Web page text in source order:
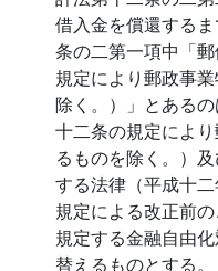
借入金を償還する
条の二第一項中「
規定により郵政事
除く。）」とある
十二条の規定によ
るものを除く。）
する法律（平成十
規定による改正前
規定する金融自由
替えるものとする。